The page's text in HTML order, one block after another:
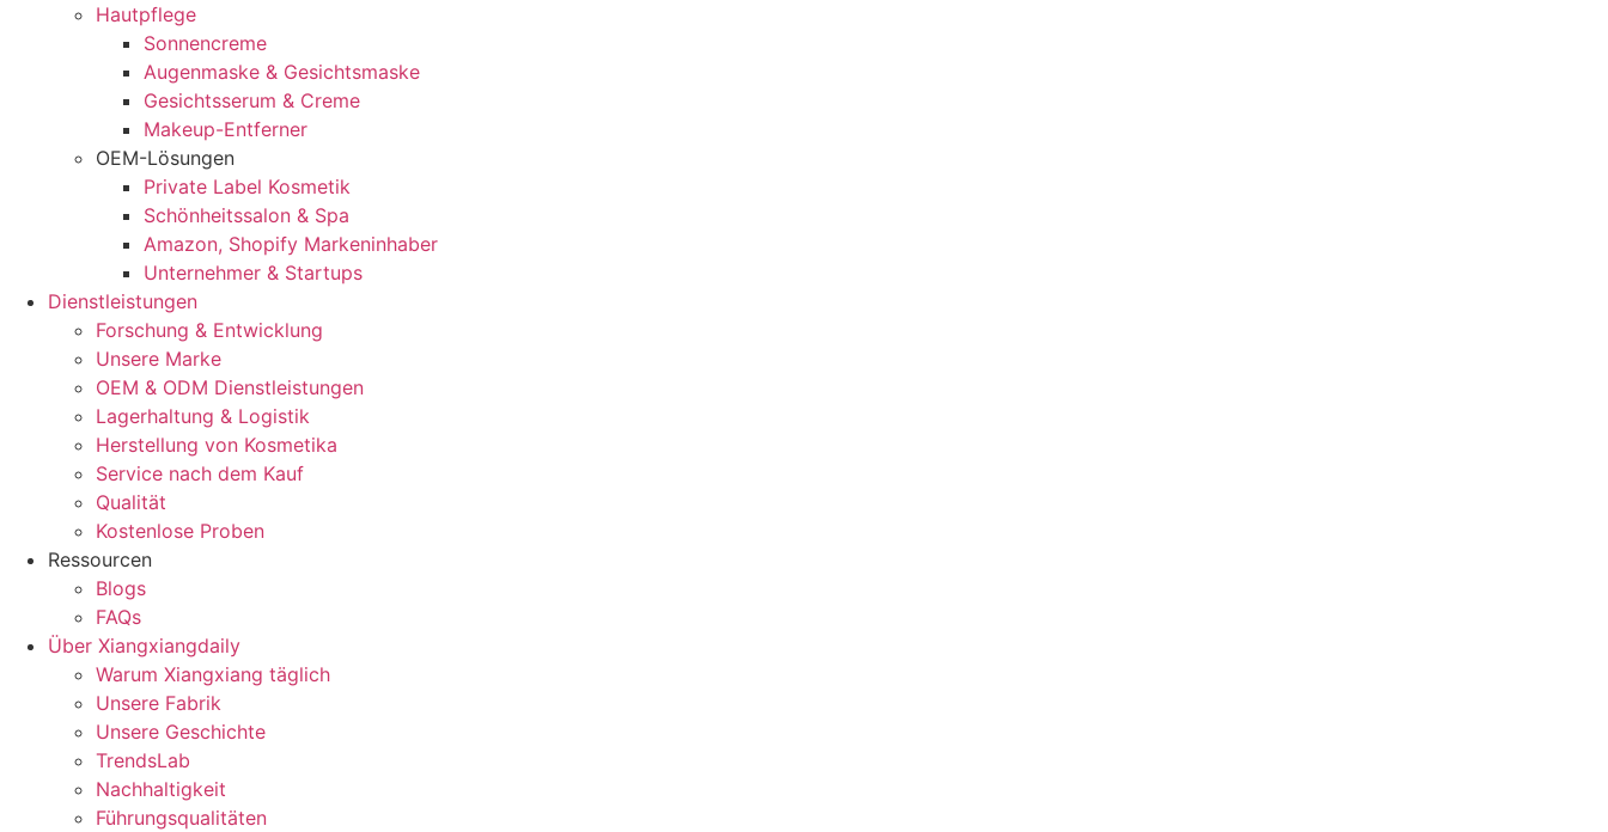
Hautpflege
Sonnencreme
Augenmaske & Gesichtsmaske
Gesichtsserum & Creme
Makeup-Entferner
OEM-Lösungen
Private Label Kosmetik
Schönheitssalon & Spa
Amazon, Shopify Markeninhaber
Unternehmer & Startups
Dienstleistungen
Forschung & Entwicklung
Unsere Marke
OEM & ODM Dienstleistungen
Lagerhaltung & Logistik
Herstellung von Kosmetika
Service nach dem Kauf
Qualität
Kostenlose Proben
Ressourcen
Blogs
FAQs
Über Xiangxiangdaily
Warum Xiangxiang täglich
Unsere Fabrik
Unsere Geschichte
TrendsLab
Nachhaltigkeit
Führungsqualitäten